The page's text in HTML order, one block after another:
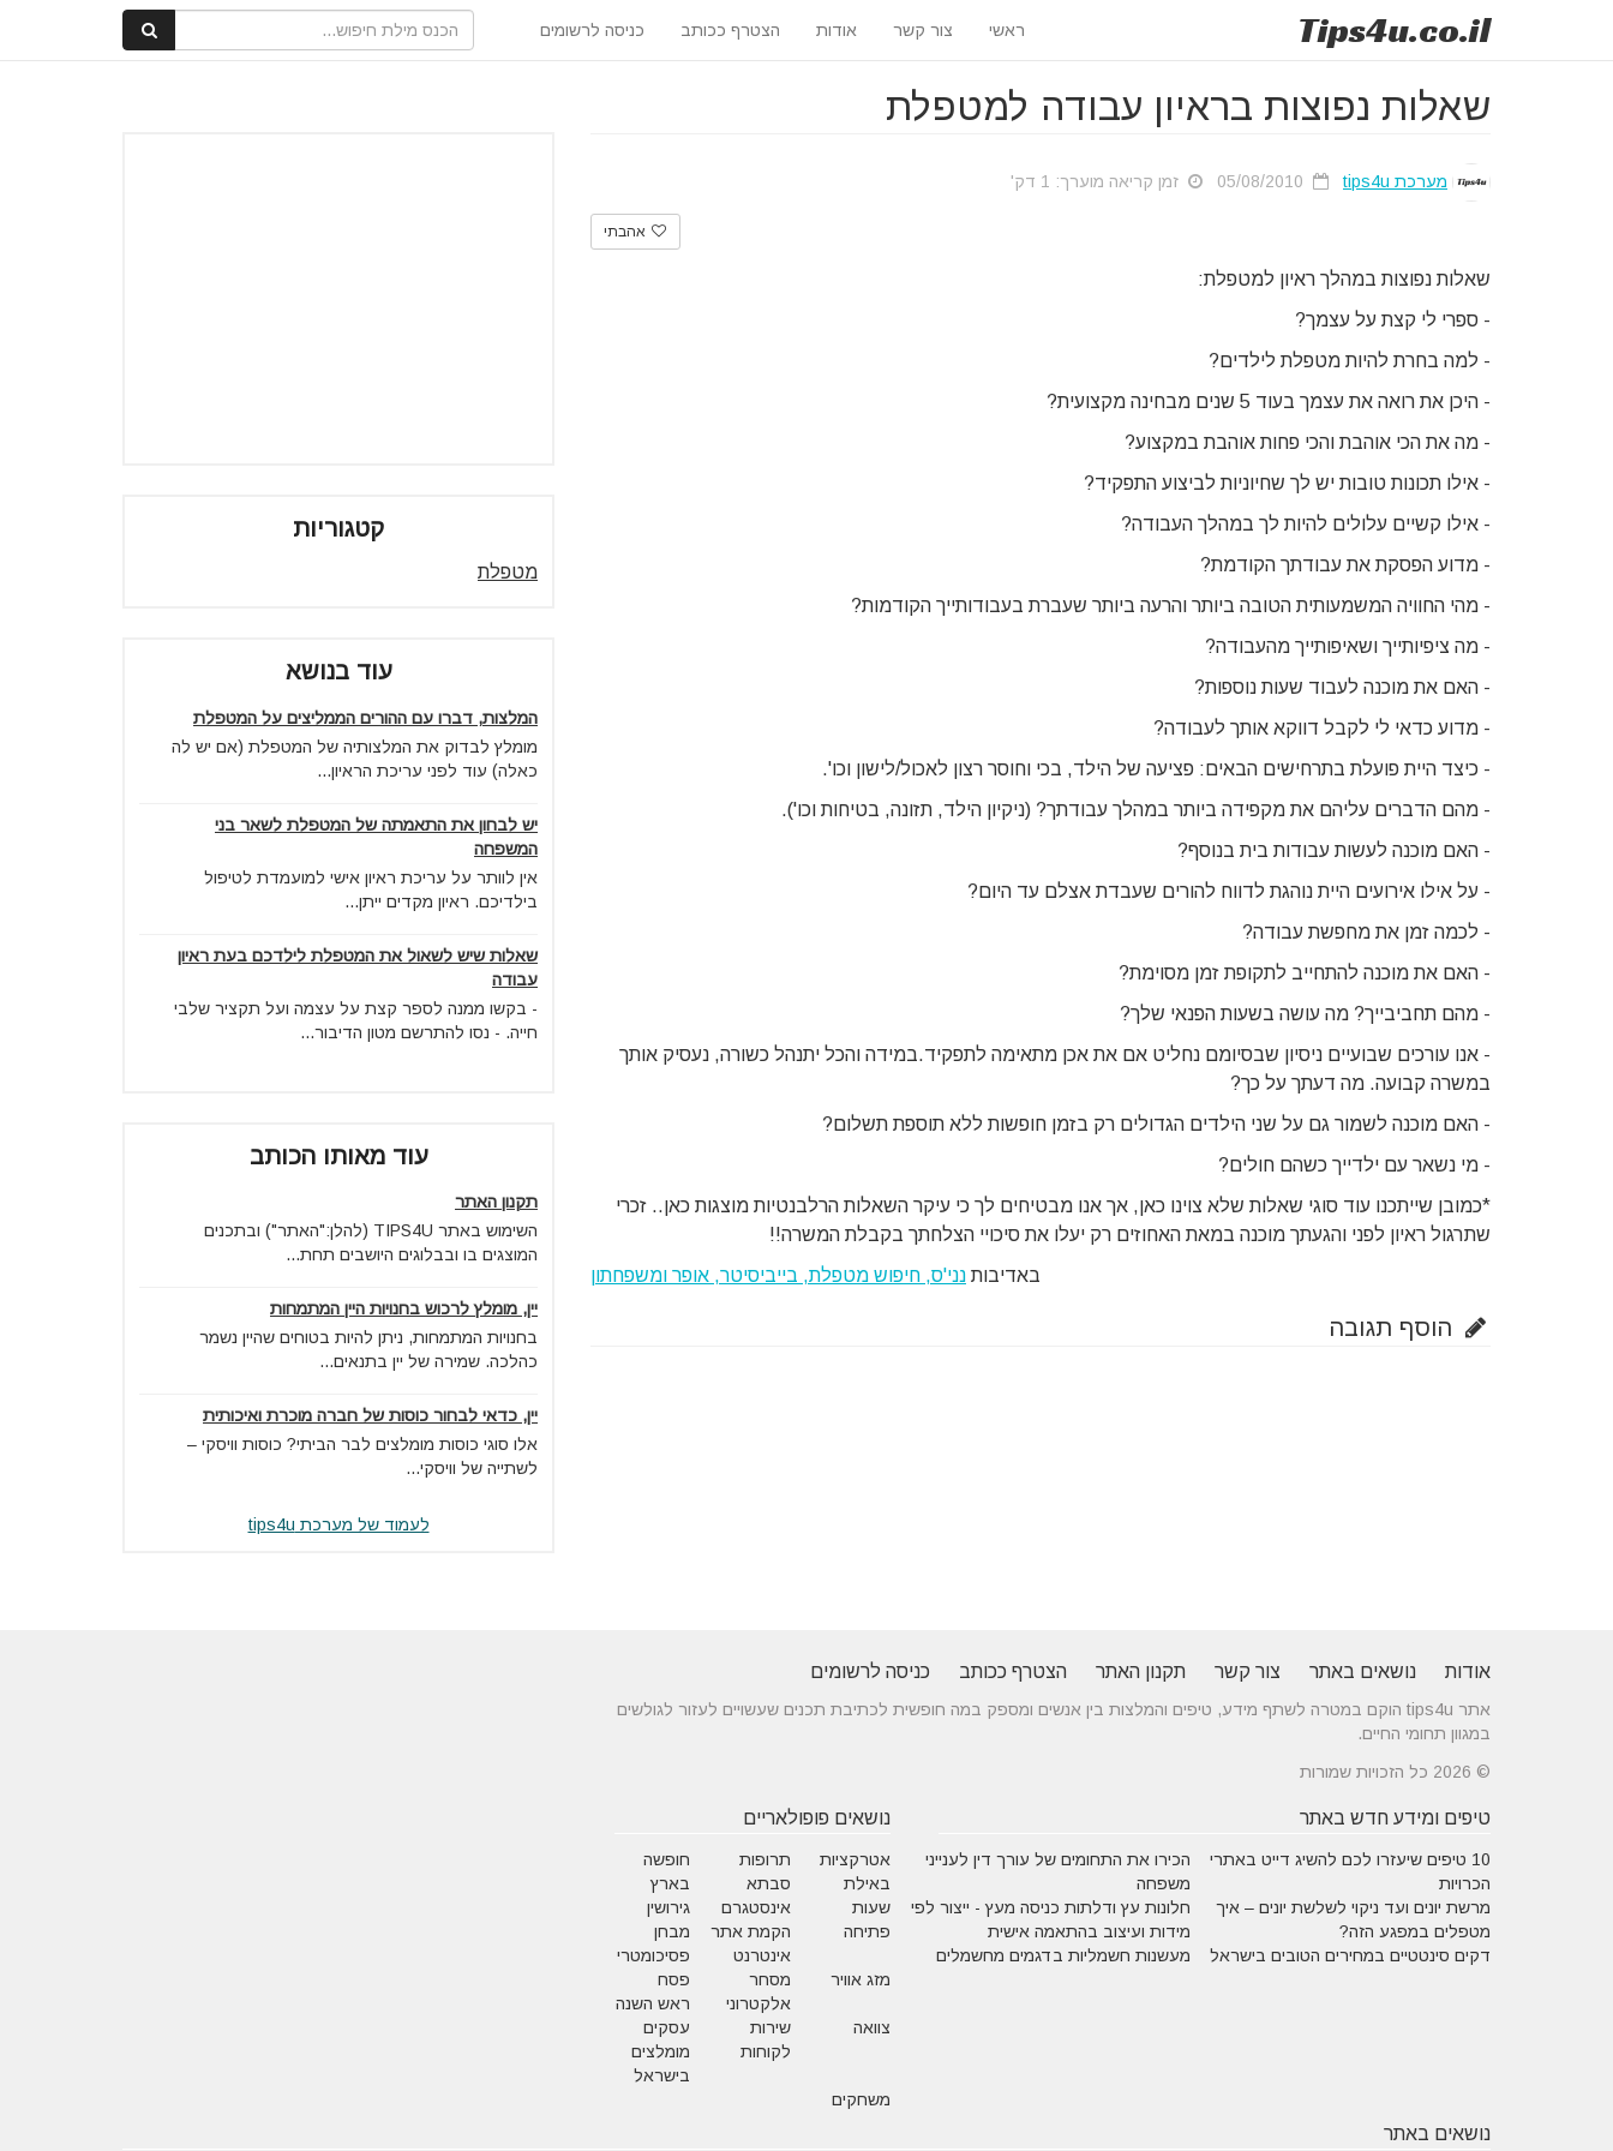
Tips4u.co.il ראשי צור קשר אודות הצטרף ככותב כניסה לרשומים
שאלות נפוצות בראיון עבודה למטפלת
מערכת tips4u זמן קריאה מוערך: 1 דק'
אהבתי
שאלות נפוצות במהלך ראיון למטפלת:
- ספרי לי קצת על עצמך?
- למה בחרת להיות מטפלת לילדים?
- היכן את רואה את עצמך בעוד 5 שנים מבחינה מקצועית?
- מה את הכי אוהבת והכי פחות אוהבת במקצוע?
- אילו תכונות טובות יש לך שחיוניות לביצוע התפקיד?
- אילו קשיים עלולים להיות לך במהלך העבודה?
- מדוע הפסקת את עבודתך הקודמת?
- מהי החוויה המשמעותית הטובה ביותר והרעה ביותר שעברת בעבודותייך הקודמות?
- מה ציפיותייך ושאיפותייך מהעבודה?
- האם את מוכנה לעבוד שעות נוספות?
- מדוע כדאי לי לקבל דווקא אותך לעבודה?
- כיצד היית פועלת בתרחישים הבאים: פציעה של הילד, בכי וחוסר רצון לאכול/לישון וכו'.
- מהם הדברים עליהם את מקפידה ביותר במהלך עבודתך? (ניקיון הילד, תזונה, בטיחות וכו').
- האם מוכנה לעשות עבודות בית בנוסף?
- על אילו אירועים היית נוהגת לדווח להורים שעבדת אצלם עד היום?
- לכמה זמן את מחפשת עבודה?
- האם את מוכנה להתחייב לתקופת זמן מסוימת?
- מהם תחביבייך? מה עושה בשעות הפנאי שלך?
- אנו עורכים שבועיים ניסיון שבסיומם נחליט אם את אכן מתאימה לתפקיד.במידה והכל יתנהל כשורה, נעסיק אותך
במשרה קבועה. מה דעתך על כך?
- האם מוכנה לשמור גם על שני הילדים הגדולים רק בזמן חופשות ללא תוספת תשלום?
- מי נשאר עם ילדייך כשהם חולים?
*כמובן שייתכנו עוד סוגי שאלות שלא צוינו כאן, אך אנו מבטיחים לך כי עיקר השאלות הרלבנטיות מוצגות כאן.. זכרי
שתרגול ראיון לפני והגעתך מוכנה במאת האחוזים רק יעלו את סיכויי הצלחתך בקבלת המשרה!!
באדיבות נני'ס, חיפוש מטפלת, בייביסיטר, אופר ומשפחתון
הוסף תגובה
קטגוריות
מטפלת
עוד בנושא
המלצות, דברו עם ההורים הממליצים על המטפלת
מומלץ לבדוק את המלצותיה של המטפלת (אם יש לה
כאלה) עוד לפני עריכת הראיון...
יש לבחון את התאמתה של המטפלת לשאר בני
המשפחה
אין לוותר על עריכת ראיון אישי למועמדת לטיפול
בילדיכם. ראיון מקדים ייתן...
שאלות שיש לשאול את המטפלת לילדכם בעת ראיון
עבודה
- בקשו ממנה לספר קצת על עצמה ועל תקציר שלבי
חייה. - נסו להתרשם מטון הדיבור...
עוד מאותו הכותב
תקנון האתר
השימוש באתר TIPS4U (להלן:"האתר") ובתכנים
המוצגים בו ובבלוגים היושבים תחת...
יין, מומלץ לרכוש בחנויות היין המתמחות
בחנויות המתמחות, ניתן להיות בטוחים שהיין נשמר
כהלכה. שמירה של יין בתנאים...
יין, כדאי לבחור כוסות של חברה מוכרת ואיכותית
אלו סוגי כוסות מומלצים לבר הביתי? כוסות וויסקי –
לשתייה של וויסקי...
לעמוד של מערכת tips4u
אודות נושאים באתר צור קשר תקנון האתר הצטרף ככותב כניסה לרשומים
אתר tips4u הוקם במטרה לשתף מידע, טיפים והמלצות בין אנשים ומספק במה חופשית לכתיבת תכנים שעשויים לעזור לגולשים
במגוון תחומי החיים.
© 2026 כל הזכויות שמורות
טיפים ומידע חדש באתר
10 טיפים שיעזרו לכם להשיג דייט באתרי
הכרויות
הכירו את התחומים של עורך דין לענייני
משפחה
מרשת יונים ועד ניקוי לשלשת יונים – איך
מטפלים במפגע הזה?
חלונות עץ ודלתות כניסה מעץ - ייצור לפי
מידות ועיצוב בהתאמה אישית
דקים סינטטיים במחירים הטובים בישראל
מעשנות חשמליות בדגמים מחשמלים
נושאים פופולאריים
אטרקציות
באילת
תרופות
סבתא
חופשה
בארץ
שעות
פתיחה
אינסטגרם
גירושין
הקמת אתר
אינטרנט
מבחן
פסיכומטרי
מזג אוויר
מסחר
אלקטרוני
פסח
ראש השנה
צוואה
שירות
לקוחות
עסקים
מומלצים
בישראל
משחקים
נושאים באתר